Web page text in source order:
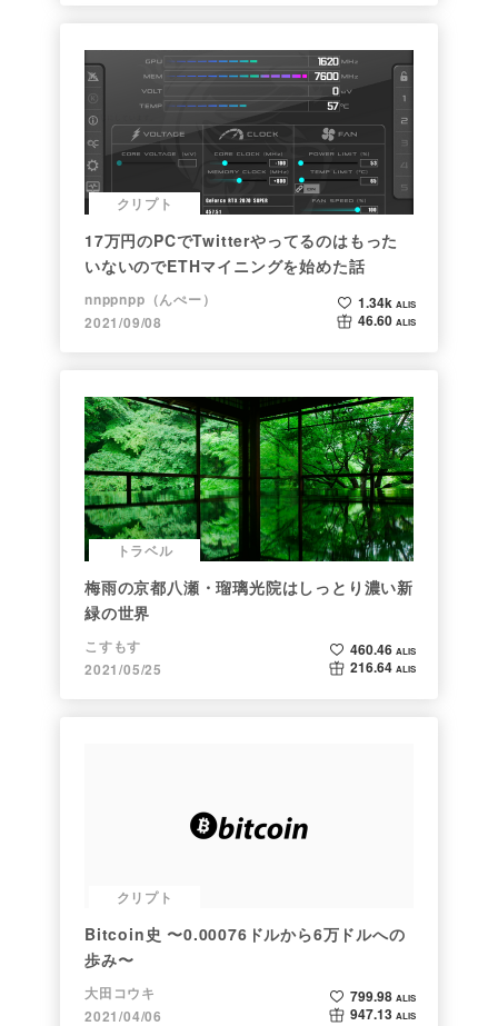
クリプト
17万円のPCでTwitterやってるのはもった
いないのでETHマイニングを始めた話
nnppnpp（んぺー）
2021/09/08
1.34k ALIS
46.60 ALIS
トラベル
梅雨の京都八瀬・瑠璃光院はしっとり濃い新
緑の世界
こすもす
2021/05/25
460.46 ALIS
216.64 ALIS
クリプト
Bitcoin史 〜0.00076ドルから6万ドルへの
歩み〜
大田コウキ
2021/04/06
799.98 ALIS
947.13 ALIS